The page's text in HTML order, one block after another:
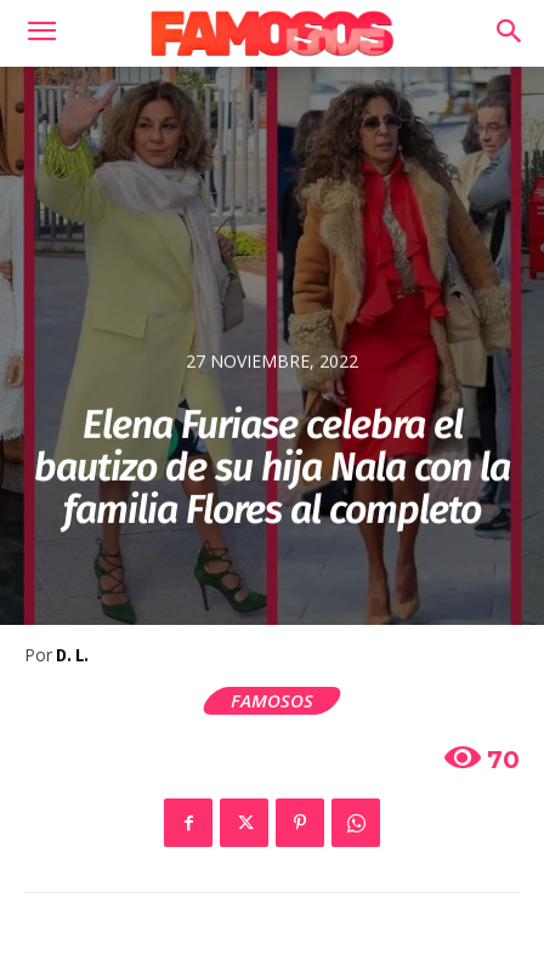
27 NOVIEMBRE, 2022
Elena Furiase celebra el
bautizo de su hija Nala con la
familia Flores al completo
Por D. L.
FAMOSOS
70